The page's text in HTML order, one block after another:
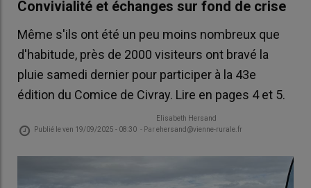
Convivialité et échanges sur fond de crise
Même s'ils ont été un peu moins nombreux que
d'habitude, près de 2000 visiteurs ont bravé la
pluie samedi dernier pour participer à la 43e
édition du Comice de Civray. Lire en pages 4 et 5.
Publié leven 19/09/2025 - 08:30 - Par
Elisabeth Hersand
ehersand@vienne-rurale.fr